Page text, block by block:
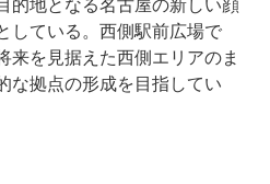
的地となる名古屋の新しい顔
している。西側駅前広場で
来を見据えた西側エリアのま
な拠点の形成を目指してい